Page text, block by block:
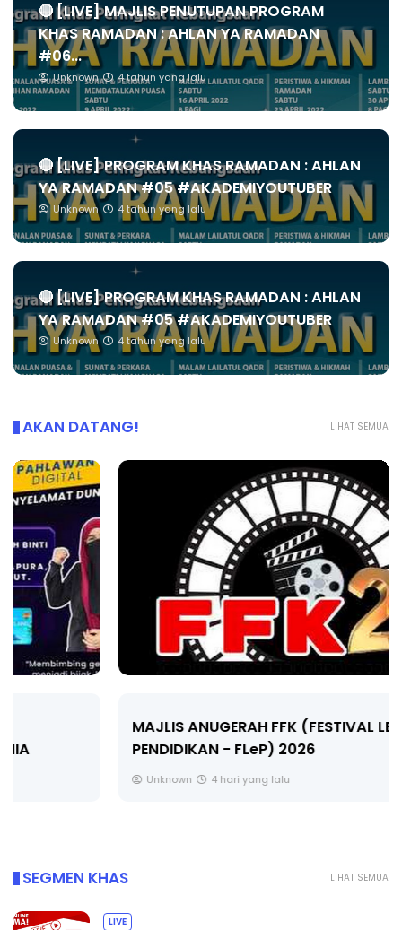
🔴 [LIVE] MAJLIS PENUTUPAN PROGRAM
KHAS RAMADAN : AHLAN YA RAMADAN
#06...
Unknown 4 tahun yang lalu
🔴 [LIVE] PROGRAM KHAS RAMADAN : AHLAN
YA RAMADAN #05 #AKADEMIYOUTUBER
Unknown 4 tahun yang lalu
🔴 [LIVE] PROGRAM KHAS RAMADAN : AHLAN
YA RAMADAN #05 #AKADEMIYOUTUBER
Unknown 4 tahun yang lalu
LIHAT SEMUA
AKAN DATANG!
MAJLIS ANUGERAH FFK (FESTIVAL LENSA
PENDIDIKAN - FLeP) 2026
4 hari yang lalu
LIHAT SEMUA
SEGMEN KHAS
LIVE